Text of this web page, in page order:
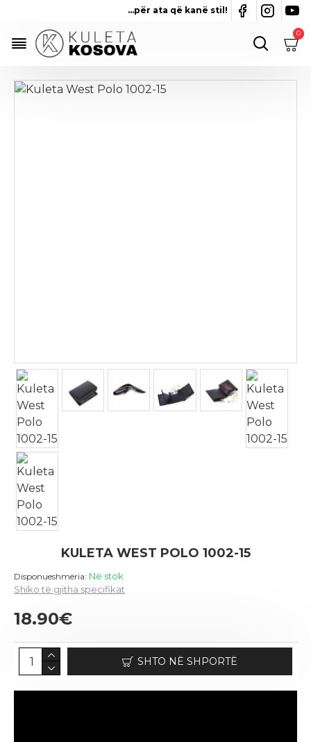
...për ata që kanë stil!
0
KULETA WEST POLO 1002-15
Disponueshmëria: Në stok
Shiko të gjitha specifikat
18.90€
SHTO NË SHPORTË